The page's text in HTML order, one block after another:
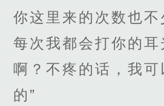
你这里来的次数也不
每次我都会打你的耳
啊？不疼的话，我可
的”